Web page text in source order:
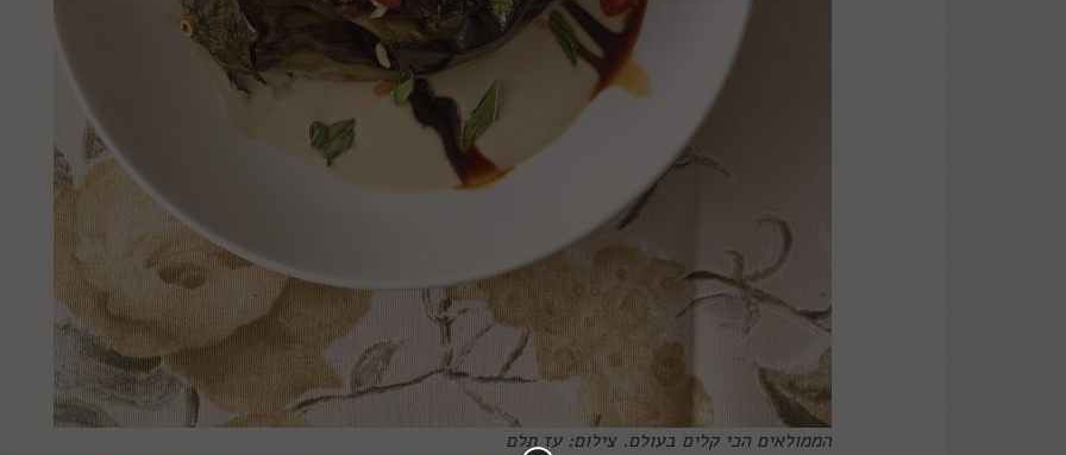
הממולאים הכי קלים בעולם. צילום: עז תלם